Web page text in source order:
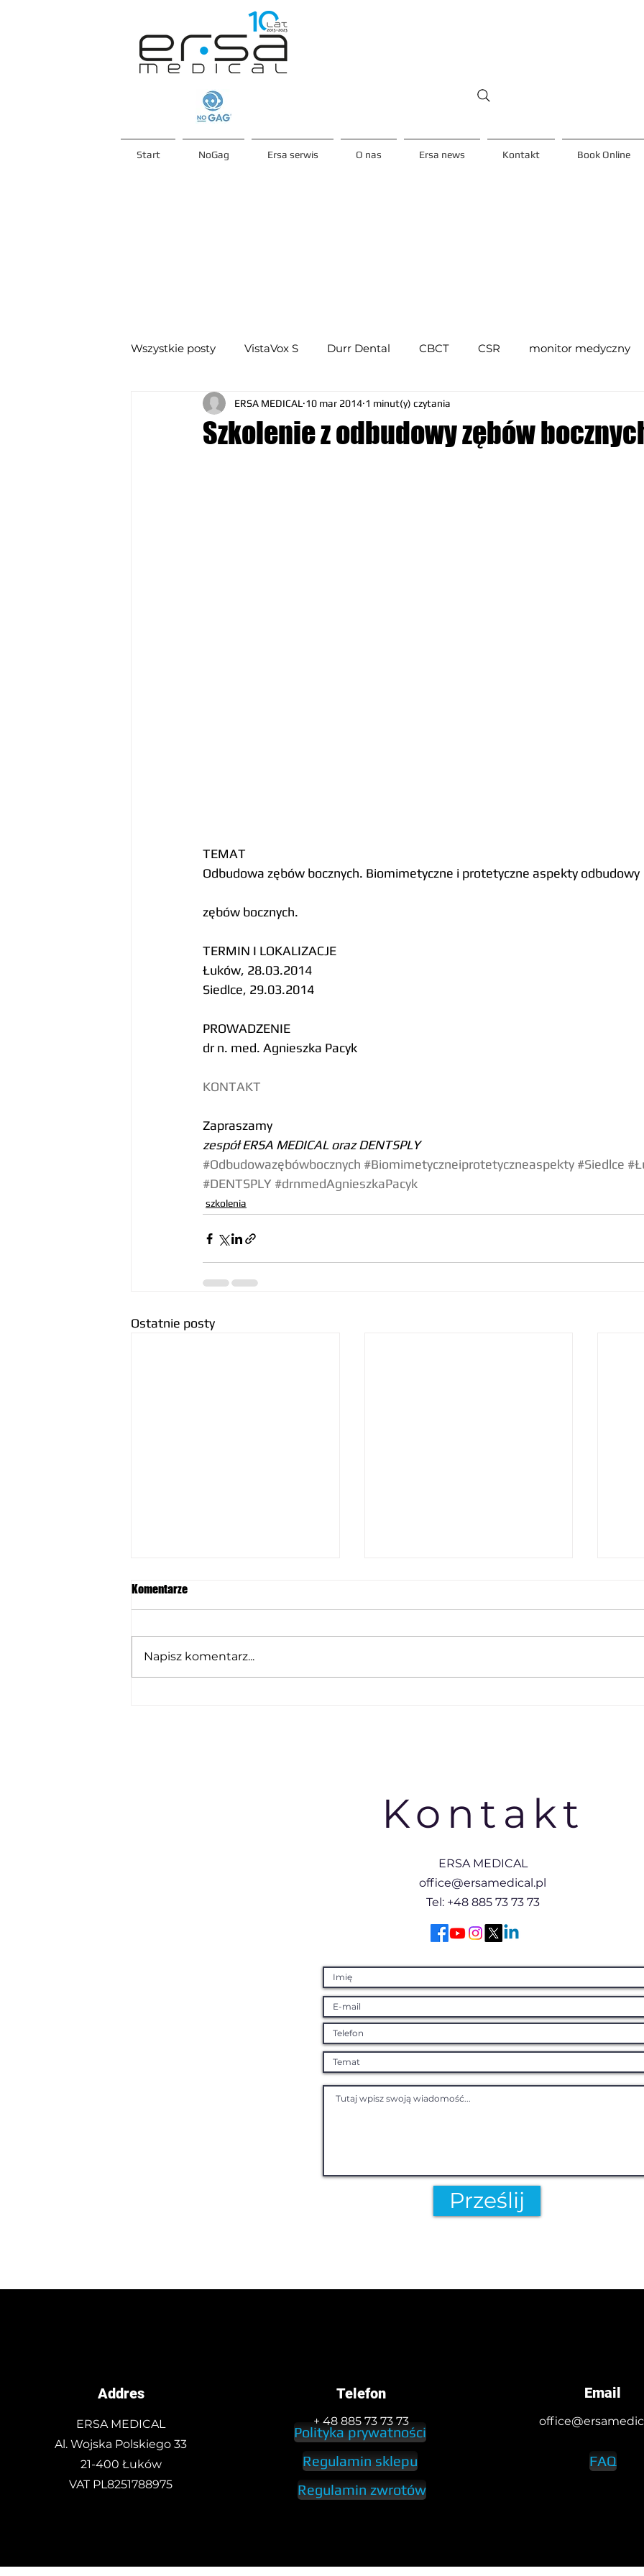
Start NoGag Ersa serwis O nas Ersa news Kontakt Book Online
Wszystkie posty VistaVox S Durr Dental CBCT CSR monitor medyczny
targi stomatologiczne USG Diplomat Dental
Szkolenie z odbudowy zębów
ERSA MEDICAL 10 mar 2014 1 minut(y) czytania
TEMAT
Odbudowa zębów bocznych. Biomimetyczne i protetyczne aspekty odbudowy
zębów bocznych.
TERMIN I LOKALIZACJE
Łuków, 28.03.2014
Siedlce, 29.03.2014
PROWADZENIE
dr n. med. Agnieszka Pacyk
KONTAKT
Zapraszamy
zespół ERSA MEDICAL oraz DENTSPLY
#Odbudowazębówbocznych #Biomimetyczneiprotetyczneaspekty #Siedlce
#DENTSPLY #drnmedAgnieszkaPacyk
szkolenia
Ostatnie posty
Komentarze
Napisz komentarz...
Kontakt
ERSA MEDICAL
office@ersamedical.pl
Tel: +48 885 73 73 73
Prześlij
Addres
ERSA MEDICAL
Al. Wojska Polskiego 33
21-400 Łuków
VAT PL8251788975
Telefon
+ 48 885 73 73 73
Polityka prywatności
Regulamin sklepu
Regulamin zwrotów
Email
FAQ